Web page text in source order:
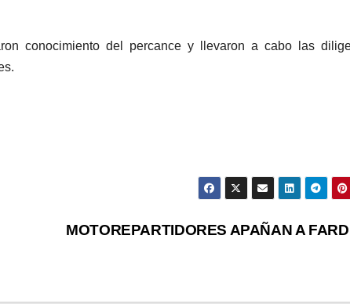
conocimiento del percance y llevaron a cabo las
MOTOREPARTIDORES APAÑAN A